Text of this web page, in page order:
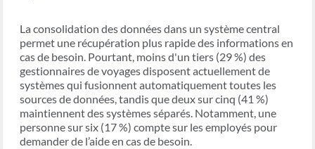
La consolidation des données dans un système central
permet une récupération plus rapide des informations en
cas de besoin. Pourtant, moins d'un tiers (29 %) des
gestionnaires de voyages disposent actuellement de
systèmes qui fusionnent automatiquement toutes les
sources de données, tandis que deux sur cinq (41 %)
maintiennent des systèmes séparés. Notamment, une
personne sur six (17 %) compte sur les employés pour
demander de l’aide en cas de besoin.